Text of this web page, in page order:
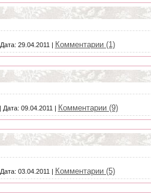
Дата: 29.04.2011 Комментарии (1)
Дата: 09.04.2011 Комментарии (9)
Дата: 03.04.2011 Комментарии (5)